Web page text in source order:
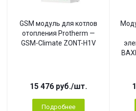
GSM модуль для котлов
отопления Protherm —
GSM-Climate ZONT-H1V
15 476 руб./шт.
Подробнее